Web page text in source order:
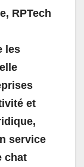
RPTech
les
et
service
chat